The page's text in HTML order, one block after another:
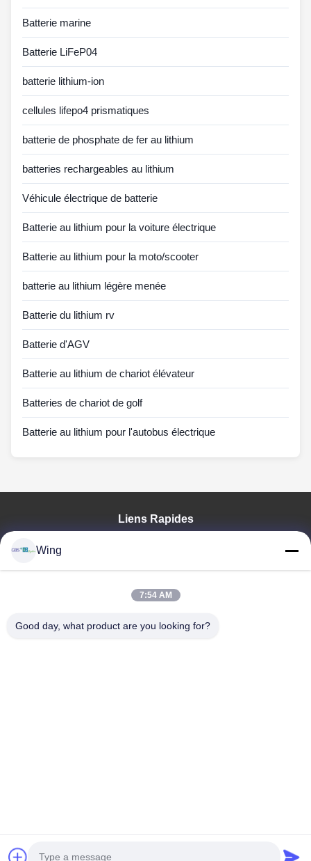
Batterie marine
Batterie LiFeP04
batterie lithium-ion
cellules lifepo4 prismatiques
batterie de phosphate de fer au lithium
batteries rechargeables au lithium
Véhicule électrique de batterie
Batterie au lithium pour la voiture électrique
Batterie au lithium pour la moto/scooter
batterie au lithium légère menée
Batterie du lithium rv
Batterie d'AGV
Batterie au lithium de chariot élévateur
Batteries de chariot de golf
Batterie au lithium pour l'autobus électrique
Liens Rapides
Le Spectacle VR
Visite De L'usine
© 2026 Zhejiang GBS Energy Co., Ltd.. All Rights Reserved.
Wing
7:54 AM
Good day, what product are you looking for?